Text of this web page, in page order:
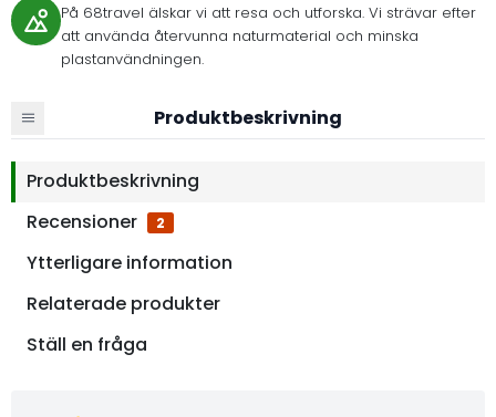
På 68travel älskar vi att resa och utforska. Vi strävar efter
att använda återvunna naturmaterial och minska
plastanvändningen.
Produktbeskrivning
Produktbeskrivning
Recensioner
2
Ytterligare information
Relaterade produkter
Ställ en fråga